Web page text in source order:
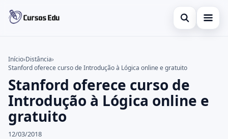
Abrir busca
Inglês
Idiomas
espanhol
Buscar no site
Buscar por:
Pressione Enter para buscar ou ESC para fechar.
Início›Distância›
Stanford oferece curso de Introdução à Lógica online e gratuito
Stanford oferece curso de
Introdução à Lógica online e
gratuito
12/03/2018